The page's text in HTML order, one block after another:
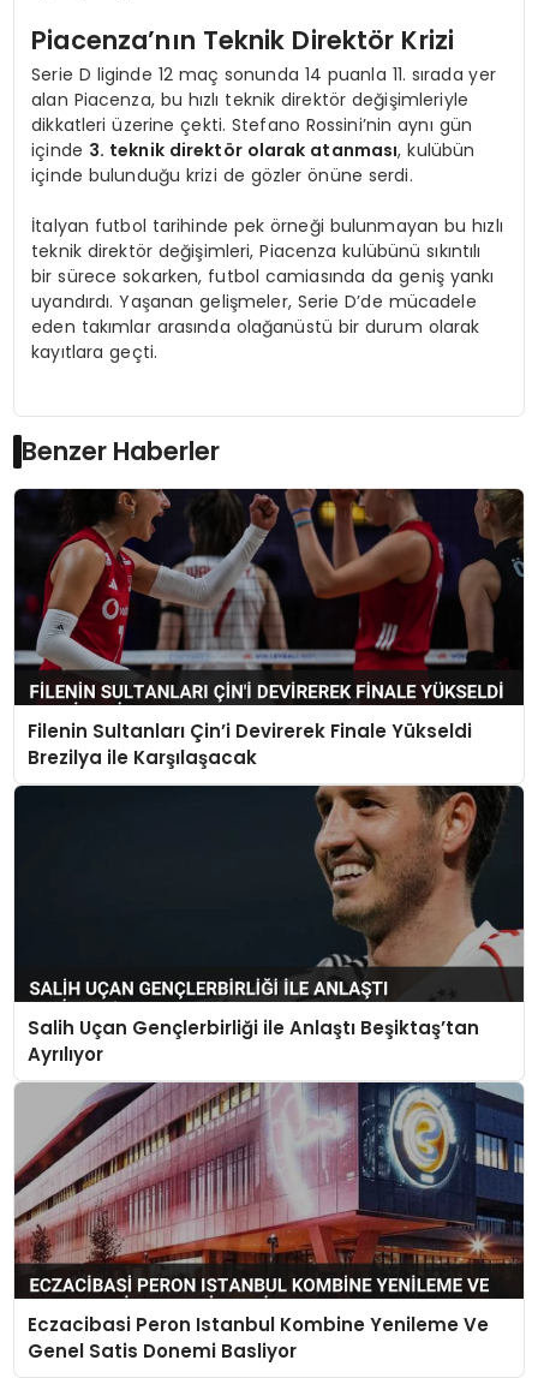
Piacenza’nın Teknik Direktör Krizi
Serie D liginde 12 maç sonunda 14 puanla 11. sırada yer
alan Piacenza, bu hızlı teknik direktör değişimleriyle
dikkatleri üzerine çekti. Stefano Rossini’nin aynı gün
içinde 3. teknik direktör olarak atanması, kulübün
içinde bulunduğu krizi de gözler önüne serdi.
İtalyan futbol tarihinde pek örneği bulunmayan bu hızlı
teknik direktör değişimleri, Piacenza kulübünü sıkıntılı
bir sürece sokarken, futbol camiasında da geniş yankı
uyandırdı. Yaşanan gelişmeler, Serie D’de mücadele
eden takımlar arasında olağanüstü bir durum olarak
kayıtlara geçti.
Benzer Haberler
Filenin Sultanları Çin’i Devirerek Finale Yükseldi
Brezilya ile Karşılaşacak
Salih Uçan Gençlerbirliği ile Anlaştı Beşiktaş’tan
Ayrılıyor
Eczacibasi Peron Istanbul Kombine Yenileme Ve
Genel Satis Donemi Basliyor